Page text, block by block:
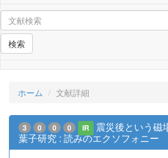
検索
ホーム 文献詳細
3 0 0 0 IR
震災後という磁
葉子研究 : 読みのエクソフォニー